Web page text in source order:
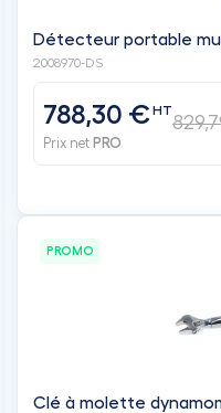
Détecteur portable
2008970-DS
788,30 €HT
Prix net PRO
PROMO
Clé à molette